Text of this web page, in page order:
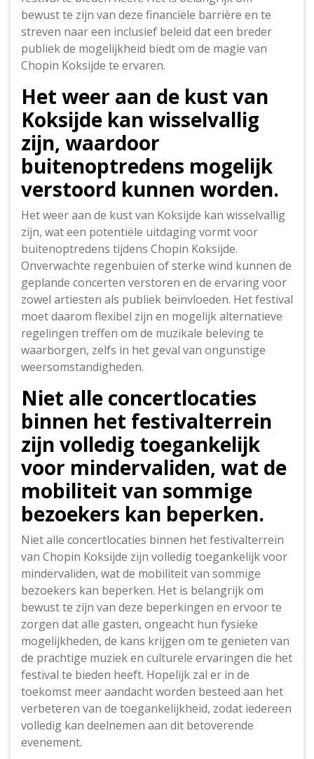
bewust te zijn van deze financiële barrière en te
streven naar een inclusief beleid dat een breder
publiek de mogelijkheid biedt om de magie van
Chopin Koksijde te ervaren.
Het weer aan de kust van
Koksijde kan wisselvallig
zijn, waardoor
buitenoptredens mogelijk
verstoord kunnen worden.
Het weer aan de kust van Koksijde kan wisselvallig
zijn, wat een potentiële uitdaging vormt voor
buitenoptredens tijdens Chopin Koksijde.
Onverwachte regenbuien of sterke wind kunnen de
geplande concerten verstoren en de ervaring voor
zowel artiesten als publiek beïnvloeden. Het festival
moet daarom flexibel zijn en mogelijk alternatieve
regelingen treffen om de muzikale beleving te
waarborgen, zelfs in het geval van ongunstige
weersomstandigheden.
Niet alle concertlocaties
binnen het festivalterrein
zijn volledig toegankelijk
voor mindervaliden, wat de
mobiliteit van sommige
bezoekers kan beperken.
Niet alle concertlocaties binnen het festivalterrein
van Chopin Koksijde zijn volledig toegankelijk voor
mindervaliden, wat de mobiliteit van sommige
bezoekers kan beperken. Het is belangrijk om
bewust te zijn van deze beperkingen en ervoor te
zorgen dat alle gasten, ongeacht hun fysieke
mogelijkheden, de kans krijgen om te genieten van
de prachtige muziek en culturele ervaringen die het
festival te bieden heeft. Hopelijk zal er in de
toekomst meer aandacht worden besteed aan het
verbeteren van de toegankelijkheid, zodat iedereen
volledig kan deelnemen aan dit betoverende
evenement.